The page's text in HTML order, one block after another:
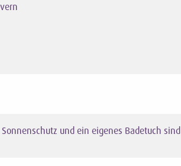
und ein eigenes Badetuch sind